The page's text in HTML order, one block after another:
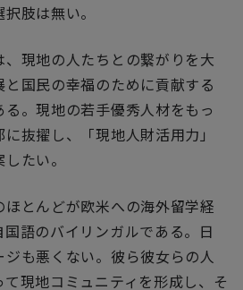
肢は無い。
現地の人たちとの繋がりを大
国民の幸福のために貢献する
。現地の若手優秀人材をもっ
抜擢し、「現地人財活用力」
たい。
とんどが欧米への海外留学経
語のバイリンガルである。日
も悪くない。彼ら彼女らの人
現地コミュニティを形成し、そ